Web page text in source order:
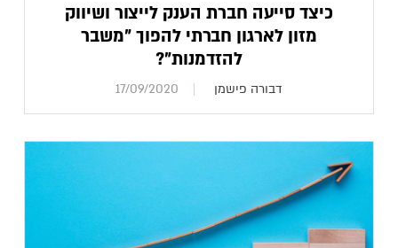
כיצד סייעה חברת הענק לייצור ושיווק
מזון לארגון חברתי להפוך "משבר
להזדמנות"?
דבורה פישמן 17/09/2020